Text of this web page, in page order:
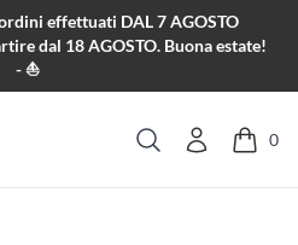
effettuati DAL 7 AGOSTO
dal 18 AGOSTO. Buona estate!
- ⛵
Cerca
0